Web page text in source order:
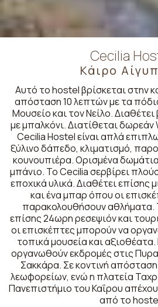
Cecilia
Κάιρο
Αυτό το hostel βρίσκεται στην
απόσταση 10 λεπτών με τα
Μουσείο και τον Νείλο.
με μπαλκόνι. Διατίθεται
Cecilia Hostel είναι απλά
ξύλινο δάπεδο, κλιματισμό,
κουνουπιέρα. Ορισμένα
μπάνιο. Το Cecilia σερβίρει
εποχικά υλικά. Διαθέτει επίσης
και ένα μπαρ όπου οι
παρακολουθήσουν αθλήματα.
επίσης 24ωρη ρεσεψιόν και
οι επισκέπτες μπορούν να
τοπικά μουσεία και
οργανωθούν εκδρομές στις
Σακκάρα. Σε κοντινή
λεωφορείων, ενώ η πλατεία
Πανεπιστήμιο του Καΐρου
από το